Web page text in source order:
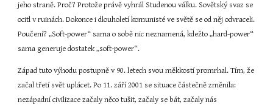
jeho straně. Proč? Protože právě vyhrál Studenou válku. Sovětský svaz se
ocitl v ruinách. Dokonce i dlouholetí komunisté ve světě se od něj odvraceli.
Poučení? „Soft-power“ sama o sobě nic neznamená, kdežto „hard-power“
sama generuje dostatek „soft-power“.
Západ tuto výhodu postupně v 90. letech svou měkkostí promrhal. Tím, že
začal třetí svět uplácet. Po 11. září 2001 se situace částečně změnila:
nezápadní civilizace začaly něco tušit, začaly se bát, začaly nás